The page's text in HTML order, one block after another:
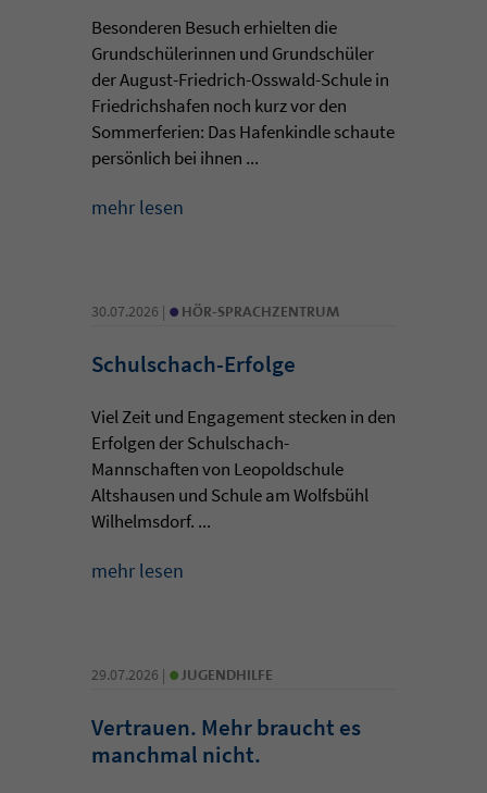
Besonderen Besuch erhielten die
Grundschülerinnen und Grundschüler
der August-Friedrich-Osswald-Schule in
Friedrichshafen noch kurz vor den
Sommerferien: Das Hafenkindle schaute
persönlich bei ihnen ...
mehr lesen
30.07.2026 | • HÖR-SPRACHZENTRUM
Schulschach-Erfolge
Viel Zeit und Engagement stecken in den
Erfolgen der Schulschach-
Mannschaften von Leopoldschule
Altshausen und Schule am Wolfsbühl
Wilhelmsdorf. ...
mehr lesen
29.07.2026 | • JUGENDHILFE
Vertrauen. Mehr braucht es
manchmal nicht.